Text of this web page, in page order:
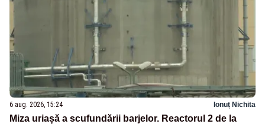
6 aug. 2026, 15:24 Ionuț Nichita
Miza uriașă a scufundării barjelor. Reactorul 2 de la